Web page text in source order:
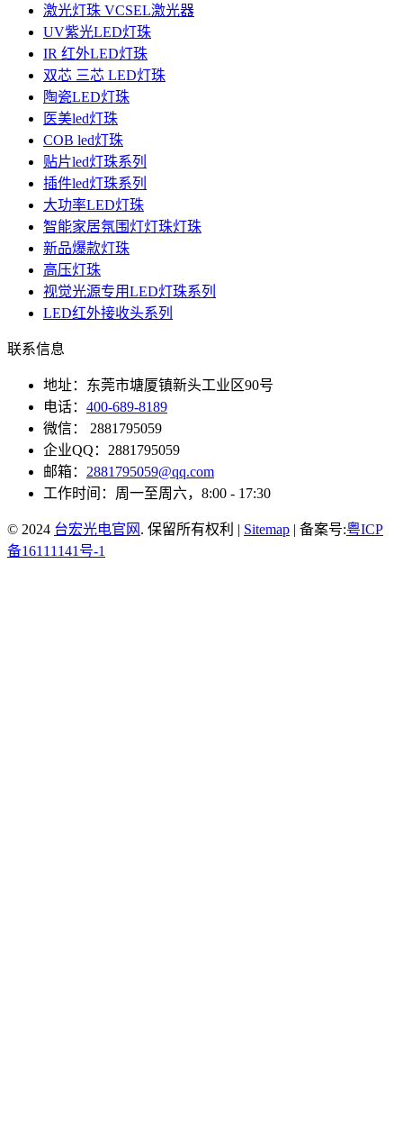
激光灯珠 VCSEL激光器
UV紫光LED灯珠
IR 红外LED灯珠
双芯 三芯 LED灯珠
陶瓷LED灯珠
医美led灯珠
COB led灯珠
贴片led灯珠系列
插件led灯珠系列
大功率LED灯珠
智能家居氛围灯灯珠灯珠
新品爆款灯珠
高压灯珠
视觉光源专用LED灯珠系列
LED红外接收头系列
联系信息
地址：东莞市塘厦镇新头工业区90号
电话： 400-689-8189
微信： 2881795059
企业QQ：2881795059
邮箱： 2881795059@qq.com
工作时间：周一至周六，8:00 - 17:30
© 2024 台宏光电官网 . 保留所有权利 | Sitemap | 备案号:粤ICP
备16111141号-1